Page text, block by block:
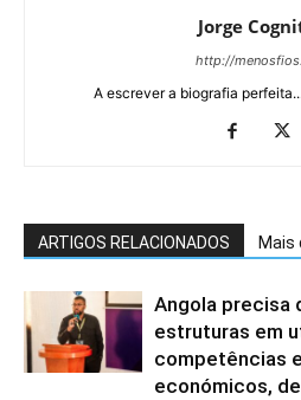
Jorge
http://
A escrever a biografia
ARTIGOS RELACIONADOS Mais
Angola precisa
estruturas em
competências
económicos,